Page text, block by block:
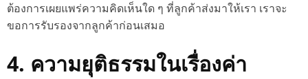
ต้องการเผยแพร่ความคิดเห็นใด ๆ ที่ลูกค้าส่งมาให้เรา เราจะ
ขอการรับรองจากลูกค้าก่อนเสมอ
4. ความยุติธรรมในเรื่องค่า